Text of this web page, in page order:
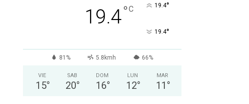
19.4°C 19.4°
19.4°
81% 5.8kmh 66%
VIE
15°
SAB
20°
DOM
16°
LUN
12°
MAR
11 °